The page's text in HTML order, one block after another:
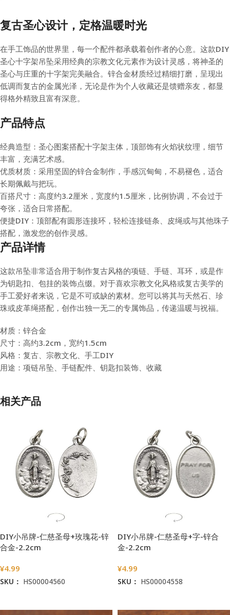
复古圣心设计，定格温暖时光
在手工饰品的世界里，每一个配件都承载着创作者的心意。这款DIY
圣心十字架吊坠采用经典的宗教文化元素作为设计灵感，将神圣的
圣心与庄重的十字架完美融合。锌合金材质经过精细打磨，呈现出
低调而复古的金属光泽，无论是作为个人收藏还是馈赠亲友，都显
得格外精致且富有深意。
产品特点
经典造型：圣心图案搭配十字架主体，顶部饰有火焰状纹理，细节
丰富，充满艺术感。
优质材质：采用坚固的锌合金制作，手感沉甸甸，不易褪色，适合
长期佩戴与把玩。
百搭尺寸：高度约3.2厘米，宽度约1.5厘米，比例协调，不会过于
夸张，适合日常搭配。
便捷DIY：顶部配有圆形连接环，轻松连接链条、皮绳或与其他珠子
搭配，激发您的创作灵感。
产品详情
这款吊坠非常适合用于制作复古风格的项链、手链、耳环，或是作
为钥匙扣、包挂的装饰点缀。对于喜欢宗教文化风格或复古美学的
手工爱好者来说，它是不可或缺的素材。您可以将其与天然石、珍
珠或皮革绳搭配，创作出独一无二的专属饰品，传递温暖与祝福。
材质：锌合金
尺寸：高约3.2cm，宽约1.5cm
风格：复古、宗教文化、手工DIY
用途：项链吊坠、手链配件、钥匙扣装饰、收藏
相关产品
DIY小吊牌-仁慈圣母+玫瑰花-锌
合金-2.2cm
¥4.99
SKU： HS00004560
DIY小吊牌-仁慈圣母+字-锌合
金-2.2cm
¥4.99
SKU： HS00004558